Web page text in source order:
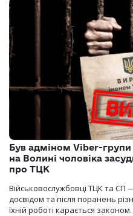
Був адміном Viber-групи
на Волині чоловіка
про ТЦК
Військовослужбовці ТЦК та
досвідом та після поранень
їхній роботі карається законом.